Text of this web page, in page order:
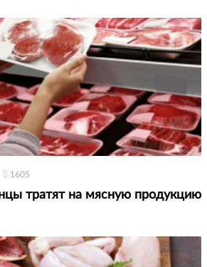
1605
тратят на мясную продукцию